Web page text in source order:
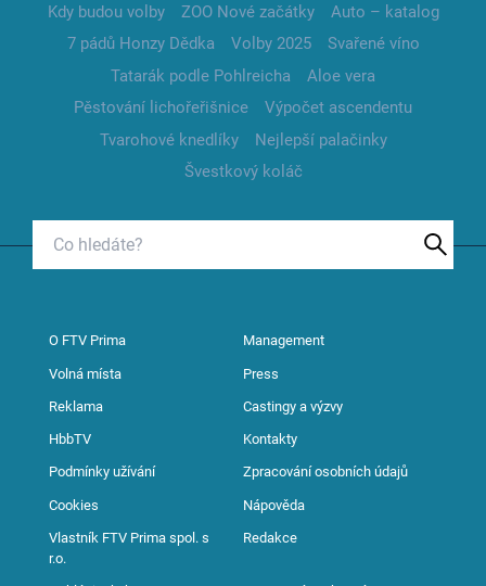
Kdy budou volby
ZOO Nové začátky
Auto – katalog
7 pádů Honzy Dědka
Volby 2025
Svařené víno
Tatarák podle Pohlreicha
Aloe vera
Pěstování lichořeřišnice
Výpočet ascendentu
Tvarohové knedlíky
Nejlepší palačinky
Švestkový koláč
O FTV Prima Management
Volná místa Press
Reklama Castingy a výzvy
HbbTV Kontakty
Podmínky užívání Zpracování osobních údajů
Cookies Nápověda
Vlastník FTV Prima spol. s
r.o.
Redakce